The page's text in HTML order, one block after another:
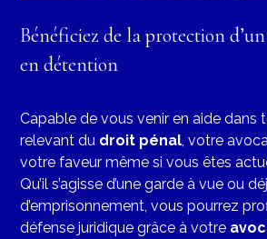
Bénéficiez de la protection
en détention
Capable de vous venir en aide dans
relevant du droit pénal , votre
votre faveur même si vous êtes
Qu’il s’agisse d’une garde à vue ou
d’emprisonnement, vous pourrez
défense juridique grâce à votre